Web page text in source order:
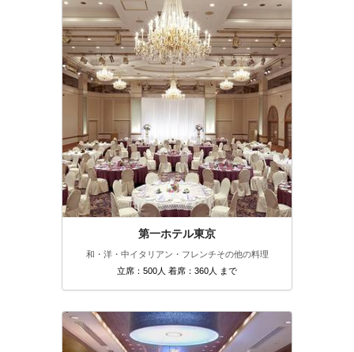
第一ホテル東京
和・洋・中イタリアン・フレンチその他の料理
立席：500人 着席：360人 まで